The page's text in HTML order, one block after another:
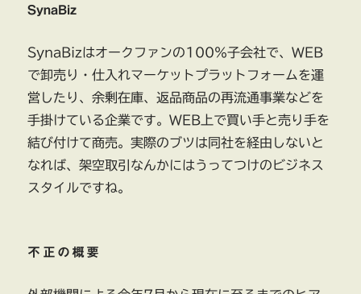
SynaBiz
SynaBizはオークファンの100％子会社で、WEB
で卸売り・仕入れマーケットプラットフォームを運
営したり、余剰在庫、返品商品の再流通事業などを
手掛けている企業です。WEB上で買い手と売り手を
結び付けて商売。実際のブツは同社を経由しないと
なれば、架空取引なんかにはうってつけのビジネス
スタイルですね。
不正の概要